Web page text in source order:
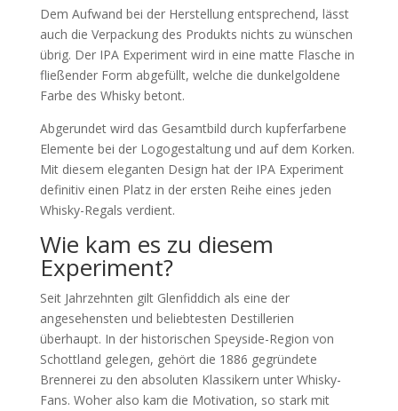
Dem Aufwand bei der Herstellung entsprechend, lässt
auch die Verpackung des Produkts nichts zu wünschen
übrig. Der IPA Experiment wird in eine matte Flasche in
fließender Form abgefüllt, welche die dunkelgoldene
Farbe des Whisky betont.
Abgerundet wird das Gesamtbild durch kupferfarbene
Elemente bei der Logogestaltung und auf dem Korken.
Mit diesem eleganten Design hat der IPA Experiment
definitiv einen Platz in der ersten Reihe eines jeden
Whisky-Regals verdient.
Wie kam es zu diesem
Experiment?
Seit Jahrzehnten gilt Glenfiddich als eine der
angesehensten und beliebtesten Destillerien
überhaupt. In der historischen Speyside-Region von
Schottland gelegen, gehört die 1886 gegründete
Brennerei zu den absoluten Klassikern unter Whisky-
Fans. Woher also kam die Motivation, so stark mit